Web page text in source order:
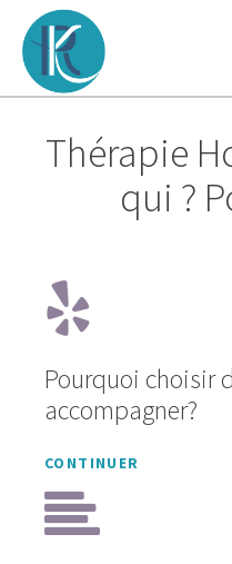
contenu
Thérapie
qui ?
Pourquoi choisir
accompagner?
CONTINUER